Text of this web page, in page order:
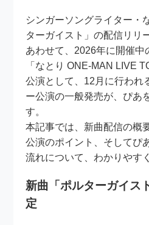
シンガーソングライター・
ターガイスト」の配信リリ
あわせて、2026年に開催中
「なとり ONE-MAN LIVE
公演として、12月に行われ
ー公演の一般発売が、ぴあ
す。
本記事では、新曲配信の概
公演のポイント、そしてぴ
流れについて、わかりやす
新曲「ポルターガイス
定